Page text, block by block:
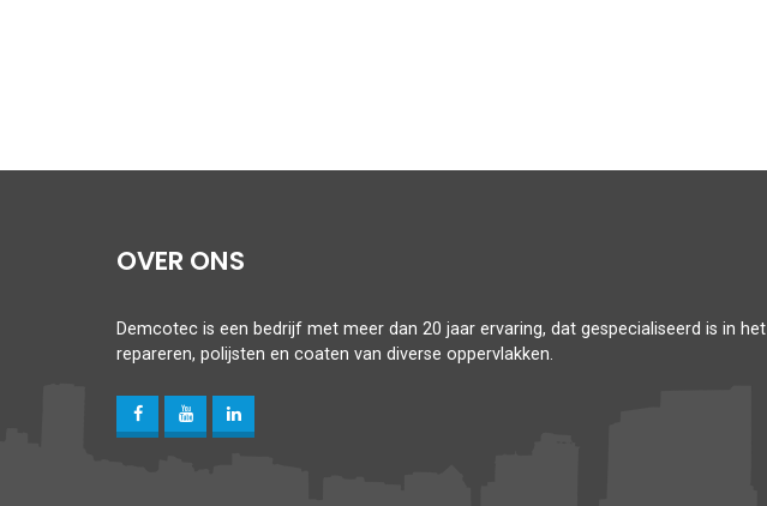
OVER ONS
Demcotec is een bedrijf met meer dan 20 jaar ervaring, dat gespecialiseerd is in het
repareren, polijsten en coaten van diverse oppervlakken.